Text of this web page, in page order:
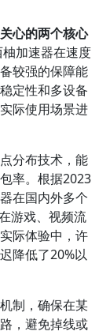
心的两个核心
加速器在速度
较强的保障能
定性和多设备
际使用场景进
分布技术，能
率。根据2023
在国内外多个
游戏、视频流
际体验中，许
降低了20%以
制，确保在某
，避免掉线或